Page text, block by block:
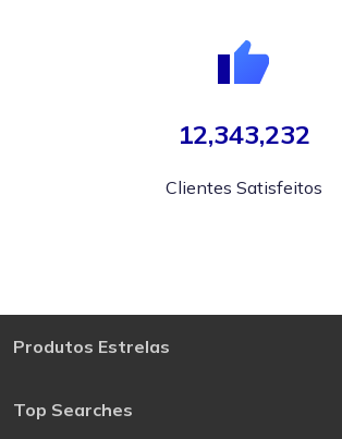
12,343,232
Clientes Satisfeitos
Produtos Estrelas
Top Searches